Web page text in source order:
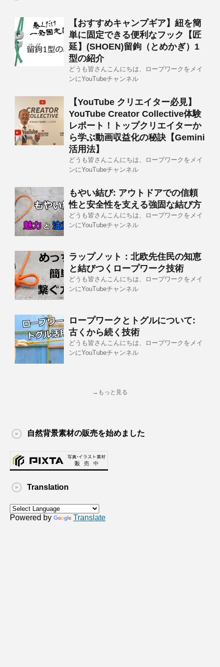
【おすすめキャンプギア】紐を簡
単に固定できる便利なフック【匠
延】(SHOEN)留鉤（とめかぎ）1
型の紹介
どうも皆さんこんにちは、ロープワークをメイ
ンにYouTubeチャンネル
【YouTube クリエイター必見】
YouTube Creator Collective体験
レポート！トップクリエイターか
ら学ぶ動画収益化の秘訣【Gemini
活用法】
どうも皆さんこんにちは、ロープワークをメイ
ンにYouTubeチャンネル
もやい結び: アウトドアでの信頼
性と安全性を支える強固な結び方
どうも皆さんこんにちは、ロープワークをメイ
ンにYouTubeチャンネル
ラップノット：北欧先住民の知恵
と結びつくロープワーク技術
どうも皆さんこんにちは、ロープワークをメイ
ンにYouTubeチャンネル
ロープワークとトグルについて:
古くから続く技術
どうも皆さんこんにちは、ロープワークをメイ
ンにYouTubeチャンネル
→もっと見る
自然背景素材の販売を始めました
Translation
Powered by Translate